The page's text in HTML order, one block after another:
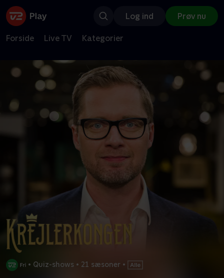
Log ind Prøv nu
Forside Live TV Kategorier
• Quiz-shows • 21 sæsoner •